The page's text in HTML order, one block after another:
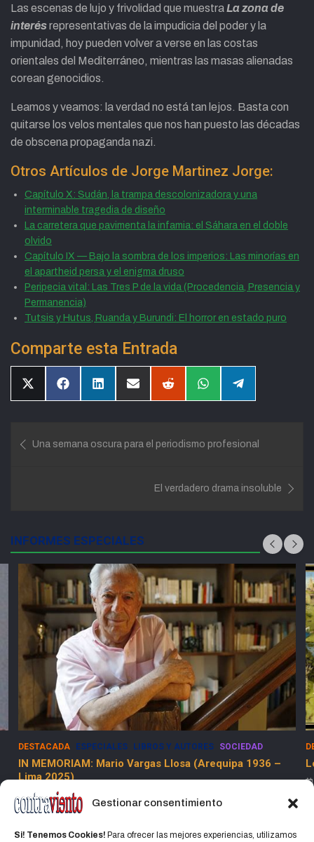
Gestionar consentimiento
Si! Tenemos Cookies! Para ofrecer las mejores experiencias, utilizamos
Las escenas de lujo y frivolidad que muestraLa zona de
interésrepresentativas de la impudicia del poder y la
impunidad, hoy pueden volver a verse en las costas
orientales del Mediterráneo, mientras las masas alienadas
corean genocidios.
Leamos y veamos: la verdad no está tan lejos. Basta con
quitarse los velos mentales que nos han puesto las décadas
de obscena propaganda nazi.
Otros Artículos de Jorge Martinez Jorge:
Capítulo X: Sudán, la trampa descolonizadora y una
interminable tragedia de diseño
La carretera que pavimenta la infamia: el Sáhara en el doble
olvido
Capítulo IX — Bajo la sombra de los imperios: Las minorías en
el apartheid persa y el enigma druso
Peripecia vital: Las Tres P de la vida (Procedencia, Presencia y
Permanencia)
Tutsis y Hutus, Ruanda y Burundi: El horror en estado puro
Comparte esta Entrada
CompartirCompartirCompartirCompartirCompartirCompartirCompartir
de
Una semana oscura para el periodismo profesional
El verdadero drama insoluble
INFORMES ESPECIALES
DESTACADA ESPECIALES SOCIEDAD
Los Dolores de la Guerra Flamenca
13 marzo, 2025 Jorge Martinez Jorge